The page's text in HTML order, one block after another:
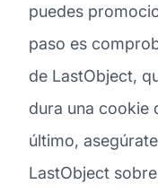
puedes
paso es
de LastObject,
dura una cookie
último,
LastObject